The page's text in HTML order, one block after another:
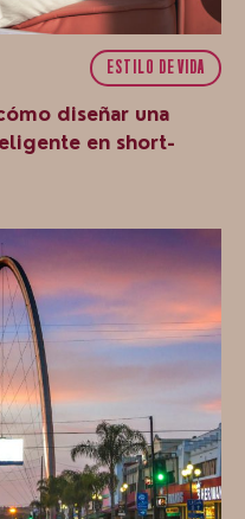
ESTILO DE VIDA
diseñar una
en short-